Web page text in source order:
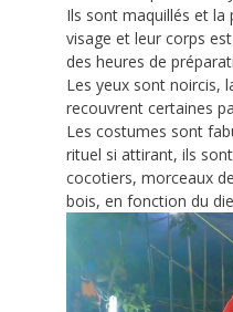
Ils sont maquillés et la
visage et leur corps
des heures de
Les yeux sont noircis,
recouvrent certaines
Les costumes sont
rituel si attirant, ils
cocotiers, morceaux
bois, en fonction du